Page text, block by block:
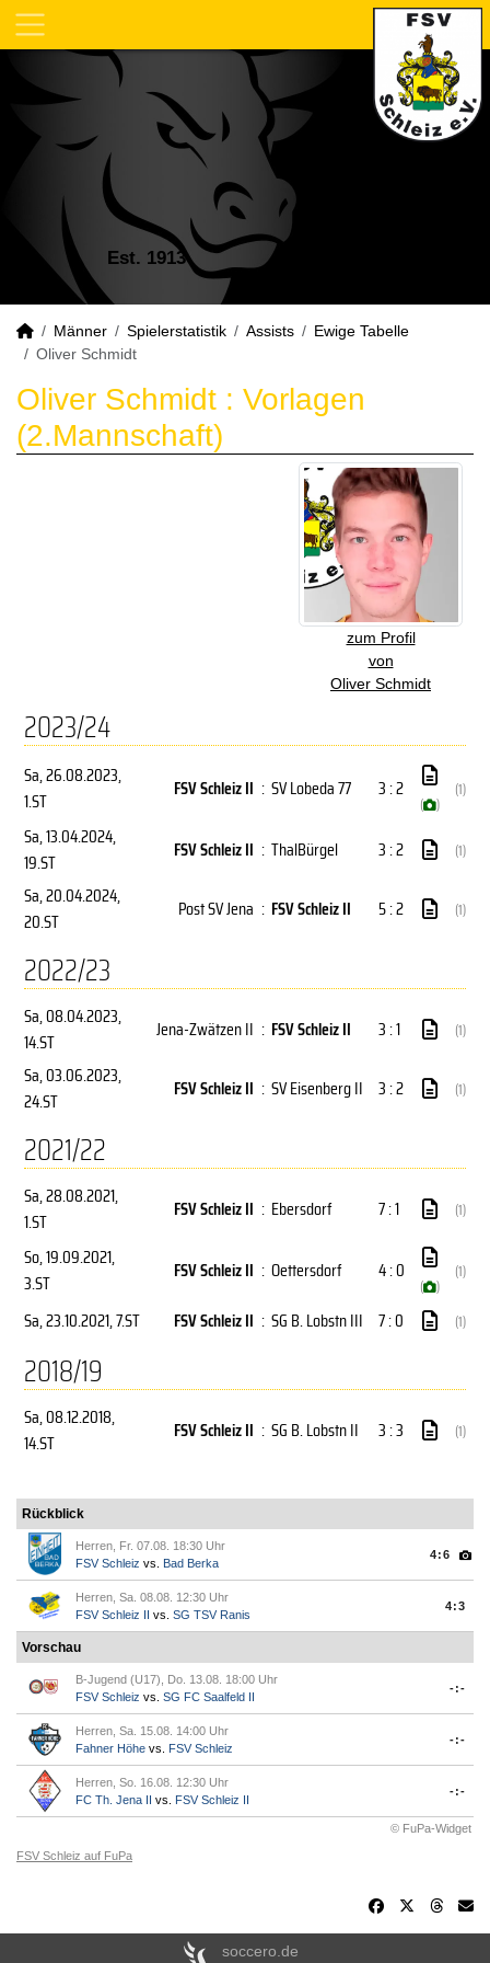
Est. 1913
Männer Spielerstatistik Assists
Ewige Tabelle
Oliver Schmidt
Oliver Schmidt : Vorlagen
(2.Mannschaft)
zum Profil
von
Oliver Schmidt
2023/24
Sa, 26.08.2023,
1.ST
FSV Schleiz II : SV Lobeda 77 3 : 2
( )
(1)
Sa, 13.04.2024,
19.ST
FSV Schleiz II : ThalBürgel 3 : 2 (1)
Sa, 20.04.2024,
20.ST
Post SV Jena : FSV Schleiz II 5 : 2 (1)
2022/23
Sa, 08.04.2023,
14.ST
Jena-Zwätzen II : FSV Schleiz II 3 : 1 (1)
Sa, 03.06.2023,
24.ST
FSV Schleiz II : SV Eisenberg II 3 : 2 (1)
2021/22
Sa, 28.08.2021,
1.ST
FSV Schleiz II : Ebersdorf 7 : 1 (1)
So, 19.09.2021,
3.ST
FSV Schleiz II : Oettersdorf 4 : 0
( )
(1)
Sa, 23.10.2021, 7.ST FSV Schleiz II : SG B. Lobstn III 7 : 0 (1)
2018/19
Sa, 08.12.2018,
14.ST
FSV Schleiz II : SG B. Lobstn II 3 : 3 (1)
Rückblick
Herren, Fr. 07.08. 18:30 Uhr
FSV Schleiz vs. Bad Berka
4:6
Herren, Sa. 08.08. 12:30 Uhr
FSV Schleiz II vs. SG TSV Ranis
4:3
Vorschau
B-Jugend (U17), Do. 13.08. 18:00 Uhr
FSV Schleiz vs. SG FC Saalfeld II
-:-
Herren, Sa. 15.08. 14:00 Uhr
Fahner Höhe vs. FSV Schleiz
-:-
Herren, So. 16.08. 12:30 Uhr
FC Th. Jena II vs. FSV Schleiz II
-:-
© FuPa-Widget
FSV Schleiz auf FuPa
soccero.de